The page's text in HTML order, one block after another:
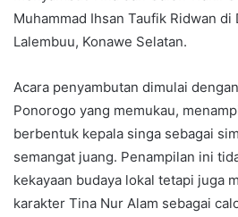
Muhammad Ihsan Taufik Ridwan di
Lalembuu, Konawe Selatan.
Acara penyambutan dimulai
Ponorogo yang memukau,
berbentuk kepala singa sebagai
semangat juang. Penampilan ini
kekayaan budaya lokal tetapi juga
karakter Tina Nur Alam sebagai